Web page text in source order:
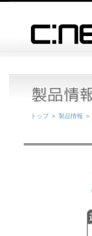
トップ＞ 製品情報 ＞